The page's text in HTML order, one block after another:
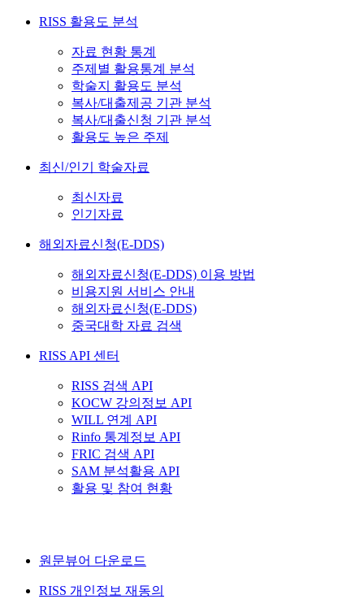
RISS 활용도 분석
자료 현황 통계
주제별 활용통계 분석
학술지 활용도 분석
복사/대출제공 기관 분석
복사/대출신청 기관 분석
활용도 높은 주제
최신/인기 학술자료
최신자료
인기자료
해외자료신청(E-DDS)
해외자료신청(E-DDS) 이용 방법
비용지원 서비스 안내
해외자료신청(E-DDS)
중국대학 자료 검색
RISS API 센터
RISS 검색 API
KOCW 강의정보 API
WILL 연계 API
Rinfo 통계정보 API
FRIC 검색 API
SAM 분석활용 API
활용 및 참여 현황
원문뷰어 다운로드
RISS 개인정보 재동의